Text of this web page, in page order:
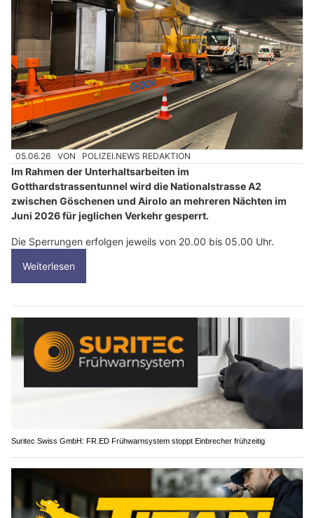
05.06.26 VON POLIZEI.NEWS REDAKTION
Im Rahmen der Unterhaltsarbeiten im
Gotthardstrassentunnel wird die Nationalstrasse A2
zwischen Göschenen und Airolo an mehreren Nächten im
Juni 2026 für jeglichen Verkehr gesperrt.
Die Sperrungen erfolgen jeweils von 20.00 bis 05.00 Uhr.
Weiterlesen
Suritec Swiss GmbH: FR.ED Frühwarnsystem stoppt Einbrecher frühzeitig